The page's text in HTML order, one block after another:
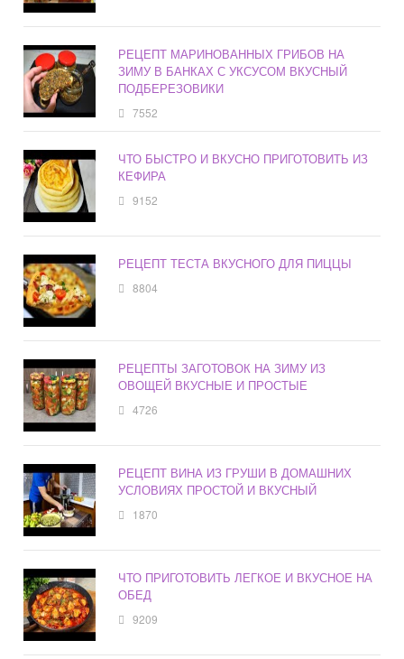
РЕЦЕПТ МАРИНОВАННЫХ ГРИБОВ НА
ЗИМУ В БАНКАХ С УКСУСОМ ВКУСНЫЙ
ПОДБЕРЕЗОВИКИ
7552
ЧТО БЫСТРО И ВКУСНО ПРИГОТОВИТЬ ИЗ
КЕФИРА
9152
РЕЦЕПТ ТЕСТА ВКУСНОГО ДЛЯ ПИЦЦЫ
8804
РЕЦЕПТЫ ЗАГОТОВОК НА ЗИМУ ИЗ
ОВОЩЕЙ ВКУСНЫЕ И ПРОСТЫЕ
4726
РЕЦЕПТ ВИНА ИЗ ГРУШИ В ДОМАШНИХ
УСЛОВИЯХ ПРОСТОЙ И ВКУСНЫЙ
1870
ЧТО ПРИГОТОВИТЬ ЛЕГКОЕ И ВКУСНОЕ НА
ОБЕД
9209